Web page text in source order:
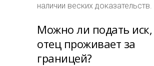
наличии веских доказательств.
Можно ли подать иск,
отец проживает за
границей?